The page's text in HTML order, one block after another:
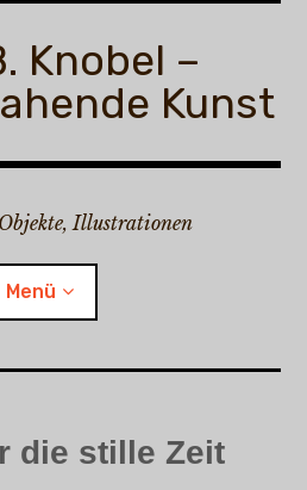
Knobel –
Kunst
Illustrationen
Menü
die stille Zeit